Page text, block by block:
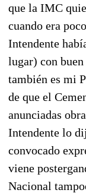
que la IMC
cuando era
Intendente
lugar) con buen
también es mi
de que el
anunciadas
Intendente lo
convocado
viene
Nacional